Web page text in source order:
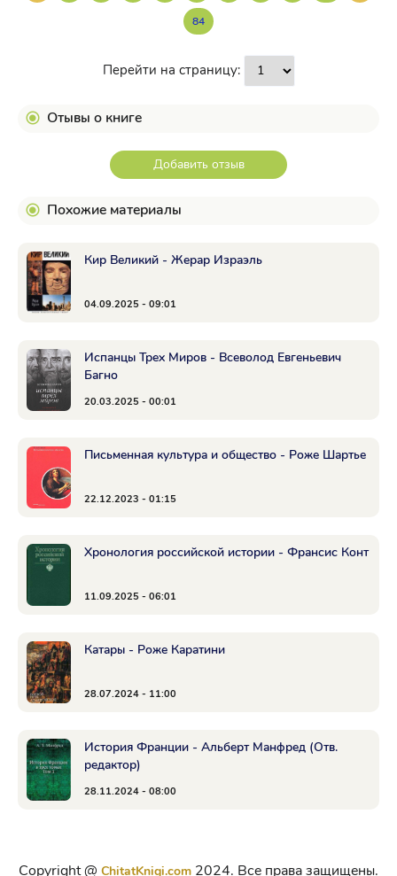
84
Перейти на страницу:
Отывы о книге
Добавить отзыв
Похожие материалы
Кир Великий - Жерар Израэль
04.09.2025 - 09:01
Испанцы Трех Миров - Всеволод Евгеньевич
Багно
20.03.2025 - 00:01
Письменная культура и общество - Роже Шартье
22.12.2023 - 01:15
Хронология российской истории - Франсис Конт
11.09.2025 - 06:01
Катары - Роже Каратини
28.07.2024 - 11:00
История Франции - Альберт Манфред (Отв.
редактор)
28.11.2024 - 08:00
Copyright @ ChitatKnigi.com 2024. Все права защищены.